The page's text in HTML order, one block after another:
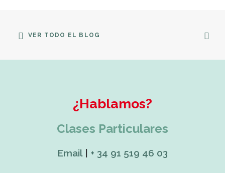
VER TODO EL BLOG
¿Hablamos?
Clases Particulares
Email| + 34 91 519 46 03